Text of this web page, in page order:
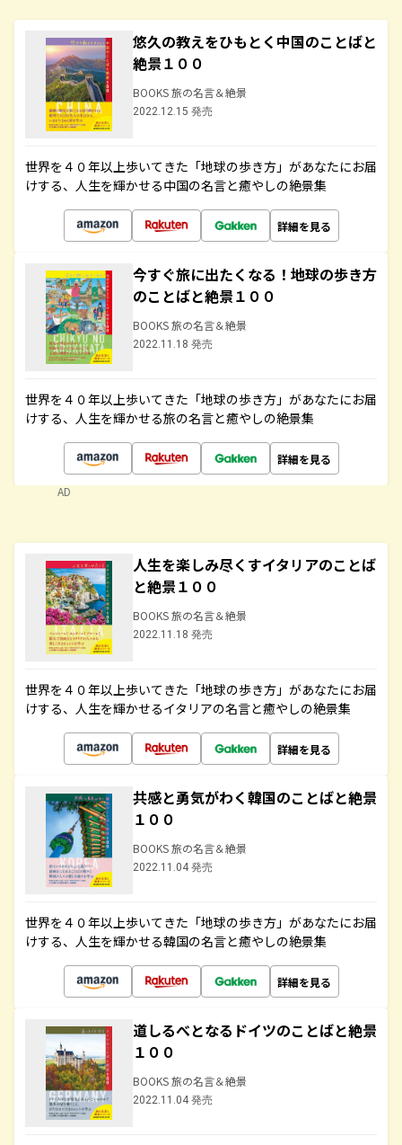
悠久の教えをひもとく中国のことばと
絶景１００
BOOKS 旅の名言＆絶景
2022.12.15 発売
世界を４０年以上歩いてきた「地球の歩き方」があなたにお届
けする、人生を輝かせる中国の名言と癒やしの絶景集
詳細を見る
今すぐ旅に出たくなる！地球の歩き方
のことばと絶景１００
BOOKS 旅の名言＆絶景
2022.11.18 発売
世界を４０年以上歩いてきた「地球の歩き方」があなたにお届
けする、人生を輝かせる旅の名言と癒やしの絶景集
詳細を見る
AD
人生を楽しみ尽くすイタリアのことば
と絶景１００
BOOKS 旅の名言＆絶景
2022.11.18 発売
世界を４０年以上歩いてきた「地球の歩き方」があなたにお届
けする、人生を輝かせるイタリアの名言と癒やしの絶景集
詳細を見る
共感と勇気がわく韓国のことばと絶景
１００
BOOKS 旅の名言＆絶景
2022.11.04 発売
世界を４０年以上歩いてきた「地球の歩き方」があなたにお届
けする、人生を輝かせる韓国の名言と癒やしの絶景集
詳細を見る
道しるべとなるドイツのことばと絶景
１００
BOOKS 旅の名言＆絶景
2022.11.04 発売